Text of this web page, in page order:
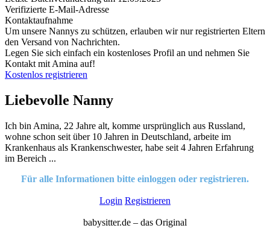
Verifizierte E-Mail-Adresse
Kontaktaufnahme
Um unsere Nannys zu schützen, erlauben wir nur registrierten Eltern
den Versand von Nachrichten.
Legen Sie sich einfach ein kostenloses Profil an und nehmen Sie
Kontakt mit Amina auf!
Kostenlos registrieren
Liebevolle Nanny
Ich bin Amina, 22 Jahre alt, komme ursprünglich aus Russland,
wohne schon seit über 10 Jahren in Deutschland, arbeite im
Krankenhaus als Krankenschwester, habe seit 4 Jahren Erfahrung
im Bereich ...
Für alle Informationen bitte einloggen oder registrieren.
Login Registrieren
babysitter.de – das Original